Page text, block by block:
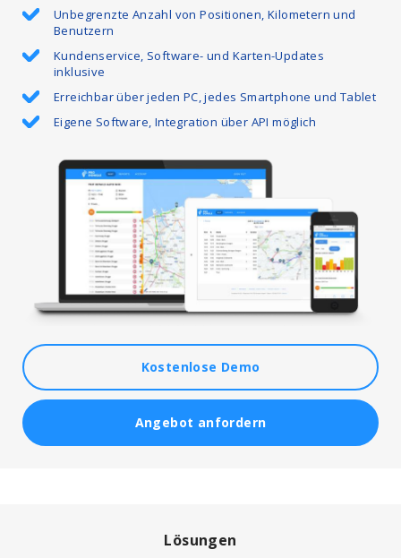
Kostenlose Demo
Angebot anfordern
Unbegrenzte Anzahl von Positionen, Kilometern und
Benutzern
Kundenservice, Software- und Karten-Updates
inklusive
Erreichbar über jeden PC, jedes Smartphone und Tablet
Eigene Software, Integration über API möglich
Lösungen